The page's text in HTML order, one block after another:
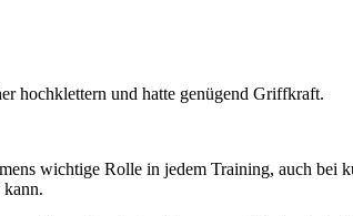
hochklettern und hatte genügend Griffkraft.
wichtige Rolle in jedem Training, auch bei